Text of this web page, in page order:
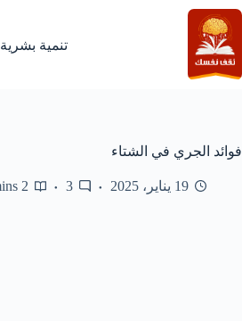
التجاوز
إلى
المحتوى
تنمية بشرية
فوائد الجري في الشتاء
19 يناير، 2025 3
2 mins